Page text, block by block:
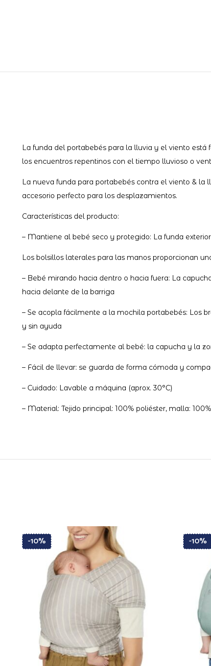
La funda del portabebés para la lluvia y el viento
los encuentros repentinos con el tiempo lluvioso o
La nueva funda para portabebés contra el viento & la
accesorio perfecto para los desplazamientos.
Características del producto:
– Mantiene al bebé seco y protegido: La funda
Los bolsillos laterales para las manos proporcionan
– Bebé mirando hacia dentro o hacia fuera: La
hacia delante de la barriga
– Se acopla fácilmente a la mochila portabebés: Los
y sin ayuda
– Se adapta perfectamente al bebé: la capucha y la
– Fácil de llevar: se guarda de forma cómoda y
– Cuidado: Lavable a máquina (aprox. 30°C)
– Material: Tejido principal: 100% poliéster, malla:
-10% -10%